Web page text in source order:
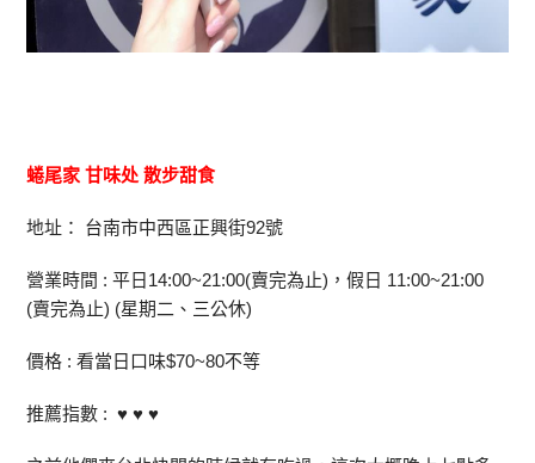
蜷尾家 甘味处 散步甜食
地址： 台南市中西區正興街92號
營業時間 : 平日14:00~21:00(賣完為止)，假日 11:00~21:00
(賣完為止) (星期二、三公休)
價格 : 看當日口味$70~80不等
推薦指數 : ♥ ♥ ♥